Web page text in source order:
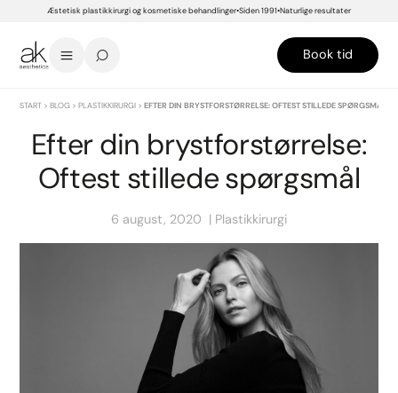
Æstetisk plastikkirurgi og kosmetiske behandlinger Siden 1991 Naturlige resultater
Book tid
START >BLOG >PLASTIKKIRURGI >EFTER DIN BRYSTFORSTØRRELSE: OFTEST STILLEDE SPØRGSMÅL
Efter din brystforstørrelse:
Oftest stillede spørgsmål
6 august, 2020 Plastikkirurgi